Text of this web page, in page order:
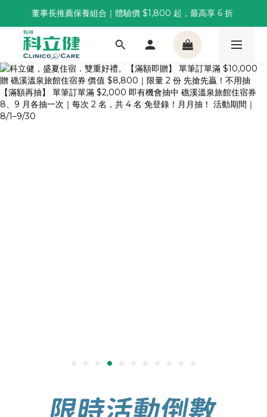
董事長推薦保養組合｜體驗價 $1,800 起，最高享 6 折
董事長推薦保養組合｜體驗價 $1,800 起，最高享 6 折
科林 40 週年 6 重賞｜單筆滿一萬送住宿券，滿兩千再抽
🌙覺好眠全新升級 | 10入體驗組限時$359，感受放鬆入睡
董事長推薦保養組合｜體驗價 $1,800 起，最高享 6 折